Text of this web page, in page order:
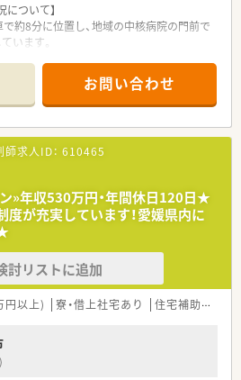
せて勤務や職種変更の相談を行いながら
の方
った方はお問い合わせ下さい。
よる過誤防止システム導入済
時間以内に社長まで報告があがり個人で止
ポート体制が整っており、安心して勤務で
受けより薬剤師業務を対人業務にシフ
の研修所を兵庫県に設立。社内で定められ
務さんが積極的にフォローアップしてく
ています。（関西より開始）
プアップはもちろん、多数のキャリアポジ
メ＞
就業をお考えの方
ベートと両立したい方
の手厚さを重視したい方
わせください！
について】
約8分に位置し、地域の中核病院の門前で
います。
けています。
制で運営されており、事務スタッフとも連
ます。
物像について】
宅支援業務への本格的な取り組み強化に
集を行っています。
歓迎しており、次世代のリーダー候補と
います。
レンジ精神を持ち、地域医療への貢献に意
す。
型の店舗展開を行っており、地域医療への
法人です。
す。
温かみと、充実した福利厚生や人事評価制
業です。
お問い合わせ
師求人ID： 610465
ン»年収530万円・年間休日120日★
が充実しています！愛媛県内に
討リストに追加
円以上) 寮・借上社宅あり 住宅補助(手当)あり